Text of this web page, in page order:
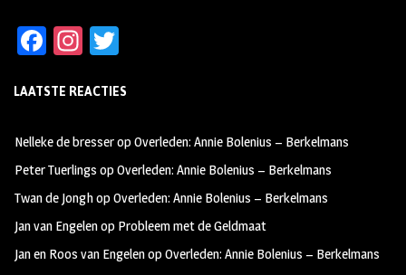
Fa
b
oo
k
In
ag
m
tt
LAATSTE REACTIES
Nelleke de bresseropOverleden: Annie Bolenius – Berkelmans
Peter Tuerlings opOverleden: Annie Bolenius – Berkelmans
Twan de JonghopOverleden: Annie Bolenius – Berkelmans
Jan van Engelenop Probleem met de Geldmaat
Jan en Roos van EngelenopOverleden: Annie Bolenius – Berkelmans